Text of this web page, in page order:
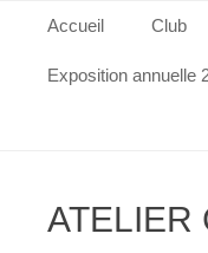
Menu principal
contenu
Accueil Club
Exposition annuelle
ATELIER